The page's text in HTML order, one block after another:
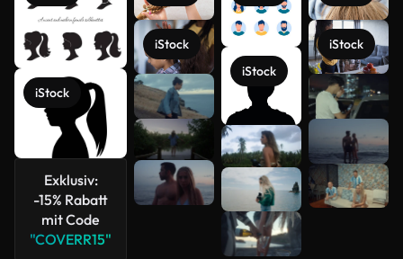
iStock
Exklusiv:
-15% Rabatt
mit Code
"COVERR15"
iStock
iStock
iStock
Mehr
anzeigen